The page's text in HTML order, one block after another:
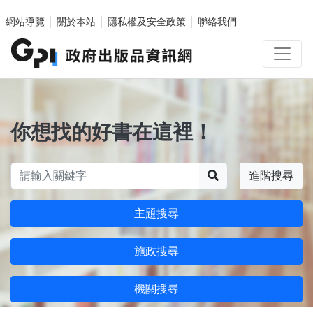
網站導覽
關於本站 隱私權及安全政策 聯絡我們
你想找的好書在這裡！
進階搜尋
主題搜尋
施政搜尋
機關搜尋